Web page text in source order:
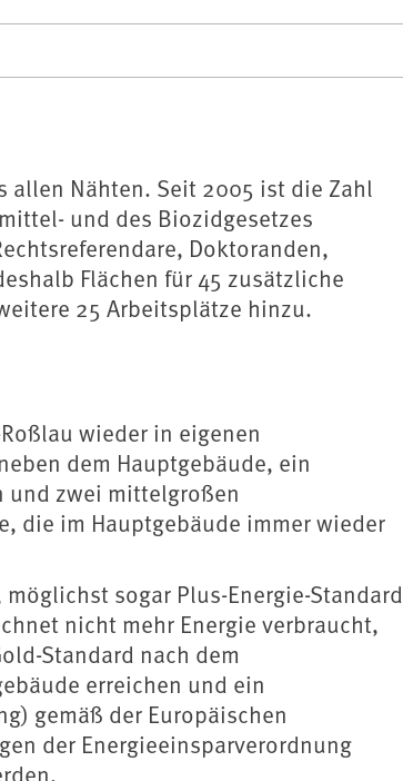
allen Nähten. Seit 2005 ist die Zahl
und des Biozidgesetzes
Doktoranden,
Flächen für 45 zusätzliche
25 Arbeitsplätze hinzu.
wieder in eigenen
dem Hauptgebäude, ein
und zwei mittelgroßen
die im Hauptgebäude immer wieder
sogar Plus-Energie-Standard
nicht mehr Energie verbraucht,
Standard nach dem
erreichen und ein
gemäß der Europäischen
der Energieeinsparverordnung